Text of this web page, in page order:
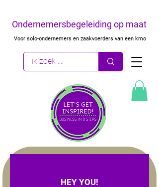
Ondernemersbegeleiding op maat
Voor solo-ondernemers en zaakvoerders van een kmo
HEY YOU!